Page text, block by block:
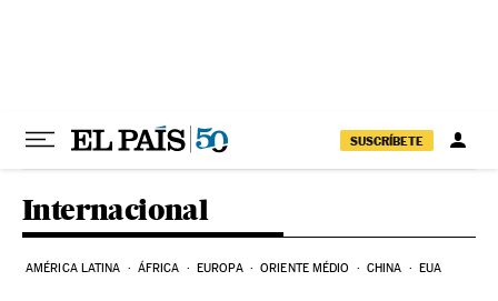
SUSCRÍBETE
Internacional
AMÉRICA LATINA ÁFRICA EUROPA ORIENTE MÉDIO CHINA EUA